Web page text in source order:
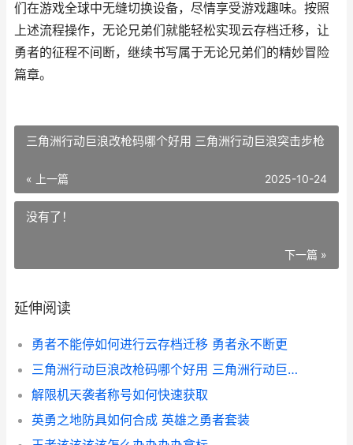
们在游戏全球中无缝切换设备，尽情享受游戏趣味。按照
上述流程操作，无论兄弟们就能轻松实现云存档迁移，让
勇者的征程不间断，继续书写属于无论兄弟们的精妙冒险
篇章。
三角洲行动巨浪改枪码哪个好用 三角洲行动巨浪突击步枪
« 上一篇 2025-10-24
没有了！
下一篇 »
延伸阅读
勇者不能停如何进行云存档迁移 勇者永不断更
三角洲行动巨浪改枪码哪个好用 三角洲行动巨浪突击步枪
解限机天袭者称号如何快速获取
英勇之地防具如何合成 英雄之勇者套装